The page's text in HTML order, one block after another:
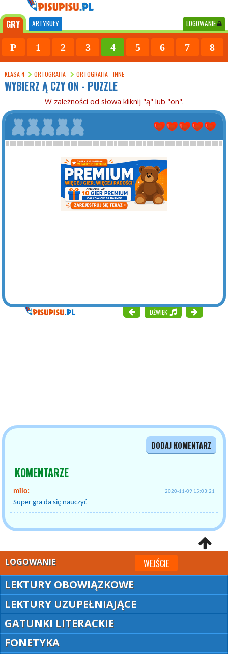
GRY ARTYKUŁY LOGOWANIE
P 1 2 3 4 5 6 7 8
KLASA 4 ORTOGRAFIA ORTOGRAFIA - INNE
WYBIERZ Ą CZY ON - PUZZLE
W zależności od słowa kliknij "ą" lub "on".
DŹWIĘK
DODAJ KOMENTARZ
KOMENTARZE
milo: 2020-11-09 15:03:21
Super gra da się nauczyć
LOGOWANIE WEJŚCIE
LEKTURY OBOWIĄZKOWE
LEKTURY UZUPEŁNIAJĄCE
GATUNKI LITERACKIE
FONETYKA